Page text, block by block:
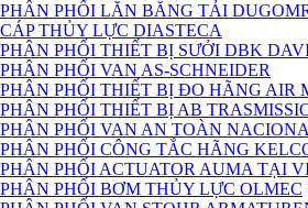
PHÂN PHỐI LĂN BĂNG TẢI
CÁP THỦY LỰC DIASTECA
PHÂN PHỐI THIẾT BỊ SƯỞI DBK
PHÂN PHỐI VAN AS-SCHNEIDER
PHÂN PHỐI THIẾT BỊ ĐO HÃNG AIR
PHÂN PHỐI THIẾT BỊ AB
PHÂN PHỐI VAN AN TOÀN
PHÂN PHỐI CÔNG TẮC HÃNG
PHÂN PHỐI ACTUATOR AUMA TẠI
PHÂN PHỐI BƠM THỦY LỰC OLMEC